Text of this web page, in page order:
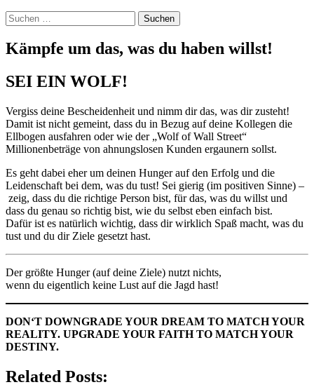
Suchen
nach:
Kämpfe um das, was du haben willst!
SEI EIN WOLF!
Vergiss deine Bescheidenheit und nimm dir das, was dir zusteht!
Damit ist nicht gemeint, dass du in Bezug auf deine Kollegen die
Ellbogen ausfahren oder wie der „Wolf of Wall Street“
Millionenbeträge von ahnungslosen Kunden ergaunern sollst.
Es geht dabei eher um deinen Hunger auf den Erfolg und die
Leidenschaft bei dem, was du tust! Sei gierig (im positiven Sinne) –
zeig, dass du die richtige Person bist, für das, was du willst und
dass du genau so richtig bist, wie du selbst eben einfach bist.
Dafür ist es natürlich wichtig, dass dir wirklich Spaß macht, was du
tust und du dir Ziele gesetzt hast.
Der größte Hunger (auf deine Ziele) nutzt nichts,
wenn du eigentlich keine Lust auf die Jagd hast!
DON‘T DOWNGRADE YOUR DREAM TO MATCH YOUR
REALITY. UPGRADE YOUR FAITH TO MATCH YOUR
DESTINY.
Related Posts: